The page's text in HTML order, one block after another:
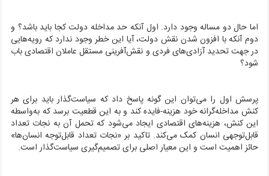
اما حال دو مساله وجود دارد. اول آنکه حد مداخله دولت کجا باید باشد؟ و
دوم آنکه با افزون شدن نقش دولت، آیا این خطر وجود ندارد که رویه‌هایی
در جهت تحدید آزادی‌های فردی و نقش‌آفرینی مستقل عاملان اقتصادی باب
شود؟
پرسش اول را می‌توان این گونه پاسخ داد که سیاست‌گذار باید برای هر
کنش مداخله‌گرانه خود هزینه-فایده کند و به این قطعیت برسد که به‌واسطه
این کنش، هزینه‌های اقتصادی ایجاد می‌شود که تحمل آن به نجات تعداد
قابل‌توجهی انسان کمک می‌کند. تاکید بر «نجات تعداد قابل‌توجه انسان‌ها»
حائز اهمیت است و این معیار اصلی برای تصمیم‌گیری سیاست‌گذار است.